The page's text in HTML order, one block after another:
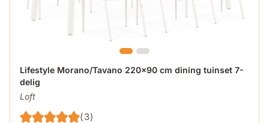
Lifestyle Morano/Tavano 220x90 cm dining tuinset 7-
delig
Loft
(3)
De prijs is afhankelijk van de gekozen opties op de